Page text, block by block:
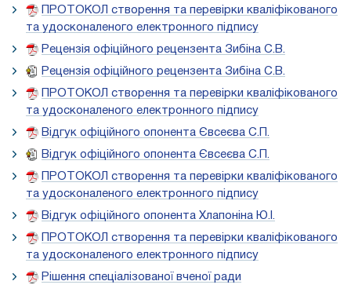
ПРОТОКОЛ створення та перевірки кваліфікованого
та удосконаленого електронного підпису
Рецензія офіційного рецензента Зибіна С.В.
Рецензія офіційного рецензента Зибіна С.В.
ПРОТОКОЛ створення та перевірки кваліфікованого
та удосконаленого електронного підпису
Відгук офіційного опонента Євсеєва С.П.
Відгук офіційного опонента Євсеєва С.П.
ПРОТОКОЛ створення та перевірки кваліфікованого
та удосконаленого електронного підпису
Відгук офіційного опонента Хлапоніна Ю.І.
ПРОТОКОЛ створення та перевірки кваліфікованого
та удосконаленого електронного підпису
Рішення спеціалізованої вченої ради